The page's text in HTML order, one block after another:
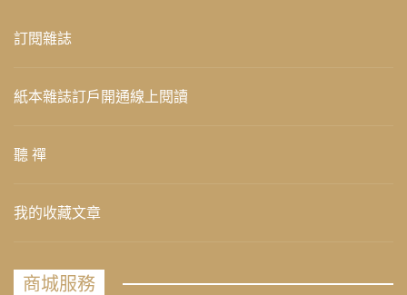
訂閱雜誌
紙本雜誌訂戶開通線上閱讀
聽 禪
我的收藏文章
商城服務